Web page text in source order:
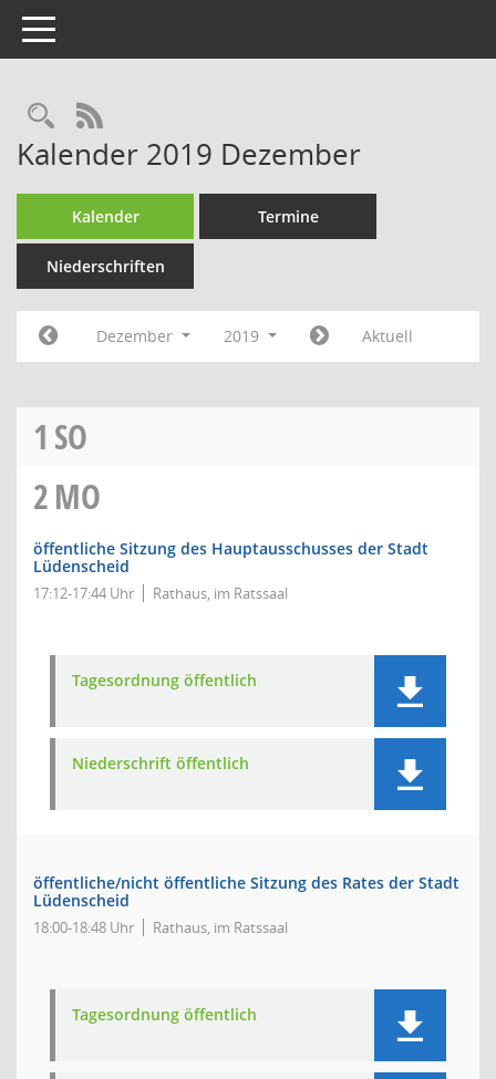
Toggle navigation
Rechercheauswahl
RSS-Feed
Kalender 2019 Dezember
Kalender Termine
Niederschriften
Dezember 2019 Aktuell
1 SO
2MO
öffentliche Sitzung des Hauptausschusses der Stadt
Lüdenscheid
17:12-17:44 Uhr Rathaus, im Ratssaal
Tagesordnung öffentlich
Niederschrift öffentlich
öffentliche/nicht öffentliche Sitzung des Rates der Stadt
Lüdenscheid
18:00-18:48 Uhr Rathaus, im Ratssaal
Tagesordnung öffentlich